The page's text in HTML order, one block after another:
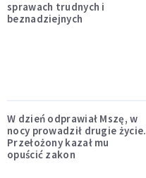
sprawach trudnych i
beznadziejnych
W dzień odprawiał Mszę, w
nocy prowadził drugie życie.
Przełożony kazał mu
opuścić zakon